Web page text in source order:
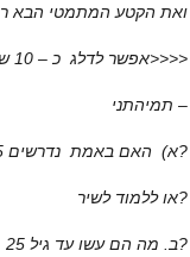
ואת הקטע המתמטי הבא
>>> >>>> אפשר לדלג כ – 10 שורות>>>>
תמיהתני –
א) האם באמת נדרשים 5 שנות לימוד, כדי לדעת איך להעמיס את הקרשים על העגלות?
או ללמוד לשיר?
ב. מה הם עשו עד גיל 25?